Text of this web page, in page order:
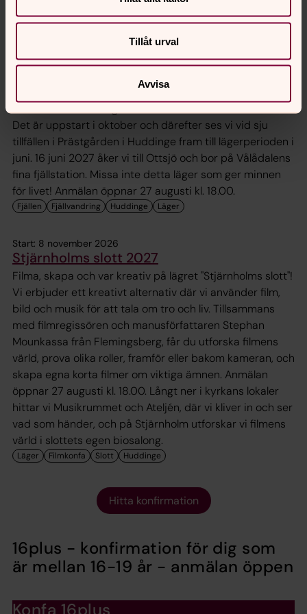
Tillåt urval
Avvisa
Start: 11 oktober 2026
Under sju härliga dagar får du möjlighet att vandra och
Vi går tre fantastiska dagsvandringar tillsammans och
Det är uppstart i oktober och därefter ses vi vid sju
tillfällen i Prästgården i Huddinge fram till lägerperioden i
juni. 16 juni 2027 åker vi till Ottsjö och bor på Vålådalens
fina fjällstation. Missa inte detta läger som ger minnen
för livet! Anmälan öppnar 27 augusti kl. 18.00.
Start: 8 november 2026
Stjärnholms slott 2027
Filma, skapa och var kreativ på lägret "Stjärnholms slott"!
Vi erbjuder ett kreativt alternativ där vi använder film,
bild och musik för att tala om tro och liv. Tillsammans
med filmregissören och manusförfattaren Stephan
Mounkassa från Flemingsberg, får du utforska filmens
värld, prova olika roller, framför eller bakom kameran, och
skapa egna korta filmer om viktiga ämnen. Anmälan
öppnar 27 augusti kl. 18.00. Långt ner i kyrkans lokaler
hittar vi Musikrummet och Ateljén, där vi kliver in och ser
vad som händer, och på Stjärnholm utforskar vi filmens
värld i slottets egen biosalong.
Hitta konfirmation
16plus - konfirmation för dig som
är mellan 16-19 år - anmälan öppen
Konfa 16plus